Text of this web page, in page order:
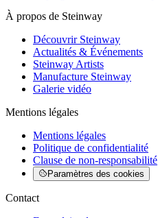
À propos de Steinway
Découvrir Steinway
Actualités & Événements
Steinway Artists
Manufacture Steinway
Galerie vidéo
Mentions légales
Mentions légales
Politique de confidentialité
Clause de non-responsabilité
Paramètres des cookies
Contact